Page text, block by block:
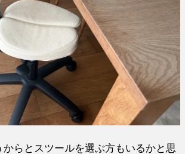
からとスツールを選ぶ方もいるかと思